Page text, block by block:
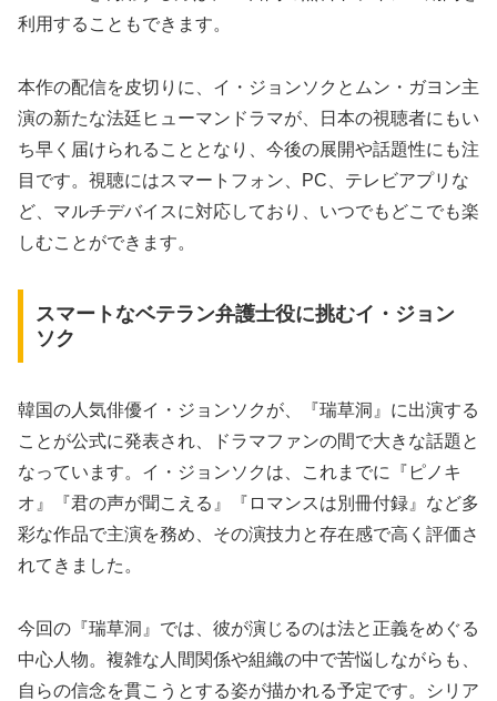
利用することもできます。
本作の配信を皮切りに、イ・ジョンソクとムン・ガヨン主
演の新たな法廷ヒューマンドラマが、日本の視聴者にもい
ち早く届けられることとなり、今後の展開や話題性にも注
目です。視聴にはスマートフォン、PC、テレビアプリな
ど、マルチデバイスに対応しており、いつでもどこでも楽
しむことができます。
スマートなベテラン弁護士役に挑むイ・ジョン
ソク
韓国の人気俳優イ・ジョンソクが、『瑞草洞』に出演する
ことが公式に発表され、ドラマファンの間で大きな話題と
なっています。イ・ジョンソクは、これまでに『ピノキ
オ』『君の声が聞こえる』『ロマンスは別冊付録』など多
彩な作品で主演を務め、その演技力と存在感で高く評価さ
れてきました。
今回の『瑞草洞』では、彼が演じるのは法と正義をめぐる
中心人物。複雑な人間関係や組織の中で苦悩しながらも、
自らの信念を貫こうとする姿が描かれる予定です。シリア